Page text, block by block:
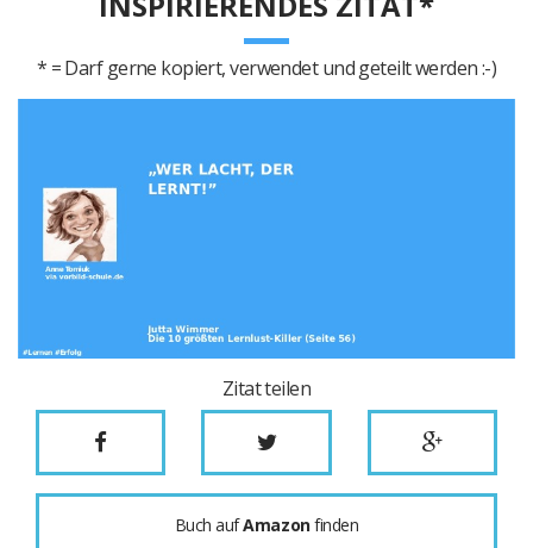
* = Darf gerne kopiert, verwendet und geteilt werden :-)
Zitat teilen
Buch aufAmazonfinden